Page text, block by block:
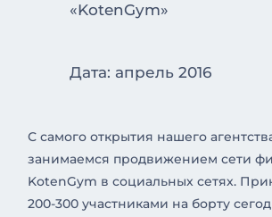
«KotenGym»
Дата: апрель 2016
С самого открытия нашего
занимаемся продвижением сети
KotenGym в социальных сетях.
200-300 участниками на борту